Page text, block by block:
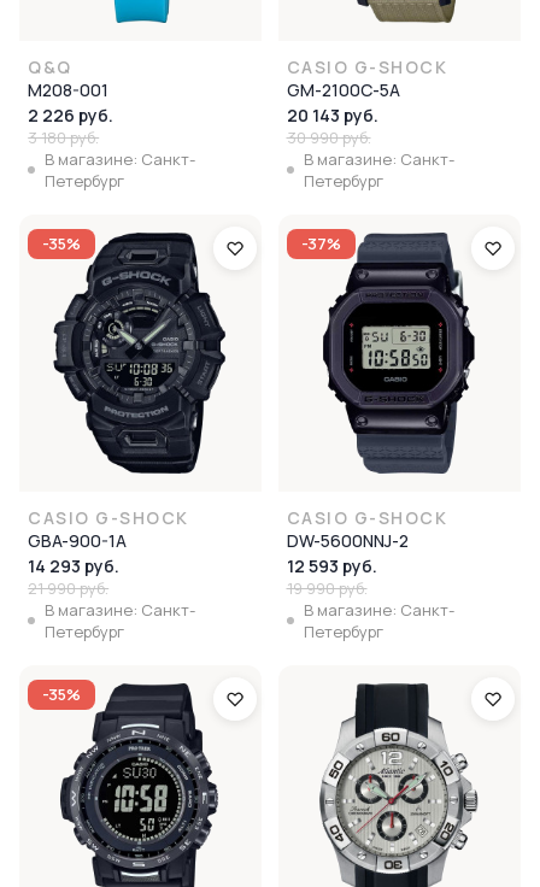
Q&Q
M208-001
2 226 руб.
3 180 руб.
В магазине: Санкт-
Петербург
CASIO G-SHOCK
GM-2100C-5A
20 143 руб.
30 990 руб.
В магазине: Санкт-
Петербург
-35%
CASIO G-SHOCK
GBA-900-1A
14 293 руб.
21 990 руб.
В магазине: Санкт-
Петербург
-37%
CASIO G-SHOCK
DW-5600NNJ-2
12 593 руб.
19 990 руб.
В магазине: Санкт-
Петербург
-35%